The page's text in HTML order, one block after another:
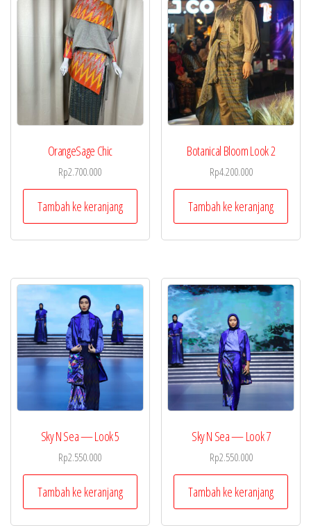
OrangeSage Chic
Rp2.700.000
Tambah ke keranjang
Botanical Bloom Look 2
Rp4.200.000
Tambah ke keranjang
Sky N Sea — Look 5
Rp2.550.000
Tambah ke keranjang
Sky N Sea — Look 7
Rp2.550.000
Tambah ke keranjang